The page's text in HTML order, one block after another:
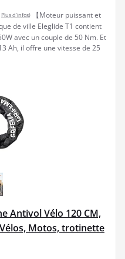
Plus d’infos)
【Moteur puissant et
de ville Eleglide T1 contient
avec un couple de 50 Nm. Et
Ah, il offre une vitesse de 25
Antivol Vélo 120 CM,
Motos, trotinette